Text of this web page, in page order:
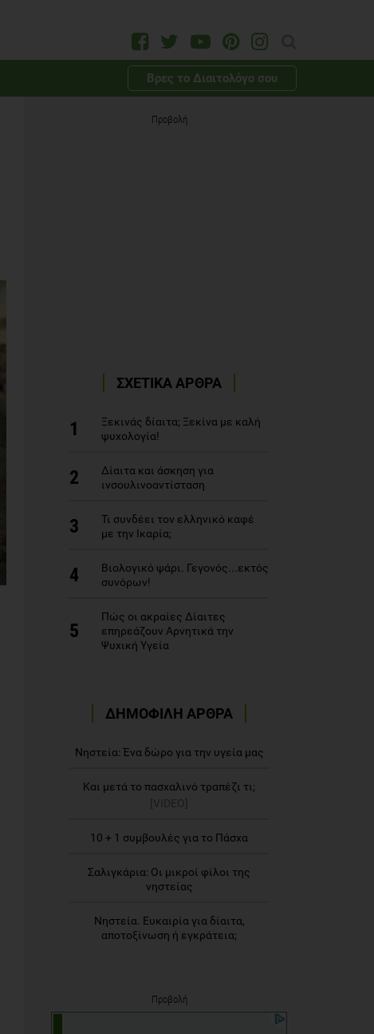
Βρες το Διαιτολόγο σου
Προβολή
ΣΧΕΤΙΚΑ ΑΡΘΡΑ
1
Ξεκινάς δίαιτα; Ξεκίνα με καλή
ψυχολογία!
2
Δίαιτα και άσκηση για
ινσουλινοαντίσταση
3
Τι συνδέει τον ελληνικό καφέ
με την Ικαρία;
4
Βιολογικό ψάρι. Γεγονός...εκτός
συνόρων!
5
Πώς οι ακραίες Δίαιτες
επηρεάζουν Αρνητικά την
Ψυχική Υγεία
ΔΗΜΟΦΙΛΗ ΑΡΘΡΑ
Νηστεία: Ένα δώρο για την υγεία μας
Και μετά το πασχαλινό τραπέζι τι;
[VIDEO]
10 + 1 συμβουλές για το Πάσχα
Σαλιγκάρια: Οι μικροί φίλοι της
νηστείας
Νηστεία. Ευκαιρία για δίαιτα,
αποτοξίνωση ή εγκράτεια;
Προβολή